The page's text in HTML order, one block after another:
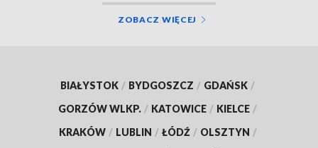
ZOBACZ WIĘCEJ
BIAŁYSTOK / BYDGOSZCZ / GDAŃSK /
GORZÓW WLKP. / KATOWICE / KIELCE /
KRAKÓW / LUBLIN / ŁÓDŹ / OLSZTYN /